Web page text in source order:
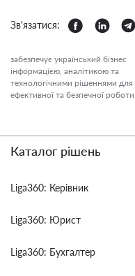
Зв'язатися:
забезпечує український бізнес
інформацією, аналітикою та
технологічними рішеннями для
ефективної та безпечної роботи.
Каталог рішень
Liga360: Керівник
Liga360: Юрист
Liga360: Бухгалтер